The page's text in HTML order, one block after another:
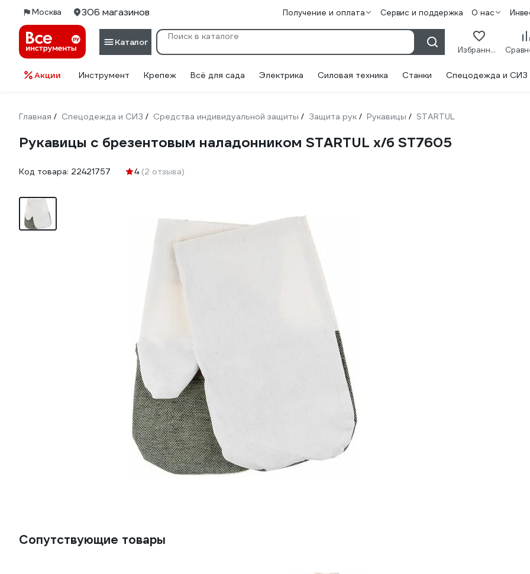
Москва 306 магазинов Получение и оплата Сервис и поддержка О нас
Каталог
Избранное
Акции Инструмент Крепеж Всё для сада Электрика Силовая техника Станки Спецодежда и СИЗ
Главная / Спецодежда и СИЗ / Средства индивидуальной защиты / Защита рук / Рукавицы / STARTUL
Рукавицы с брезентовым наладонником STARTUL х/б ST7605
Код товара: 22421757 4 (2 отзыва)
Сопутствующие товары